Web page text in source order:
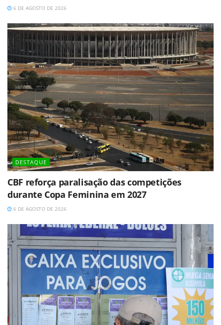
6 DE AGOSTO DE 2026
DESTAQUE
CBF reforça paralisação das competições
durante Copa Feminina em 2027
6 DE AGOSTO DE 2026